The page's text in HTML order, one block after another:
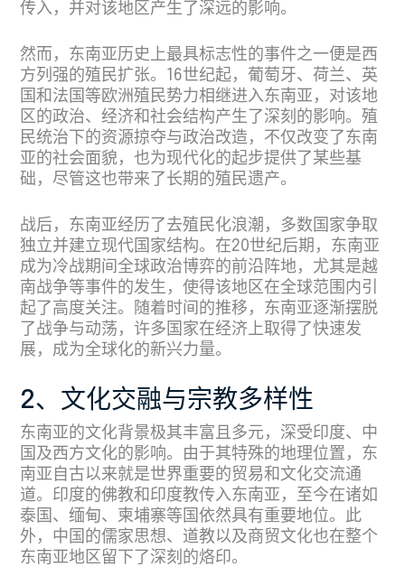
传入，并对该地区产生了深远的影响。
然而，东南亚历史上最具标志性的事件之一便是西
方列强的殖民扩张。16世纪起，葡萄牙、荷兰、英
国和法国等欧洲殖民势力相继进入东南亚，对该地
区的政治、经济和社会结构产生了深刻的影响。殖
民统治下的资源掠夺与政治改造，不仅改变了东南
亚的社会面貌，也为现代化的起步提供了某些基
础，尽管这也带来了长期的殖民遗产。
战后，东南亚经历了去殖民化浪潮，多数国家争取
独立并建立现代国家结构。在20世纪后期，东南亚
成为冷战期间全球政治博弈的前沿阵地，尤其是越
南战争等事件的发生，使得该地区在全球范围内引
起了高度关注。随着时间的推移，东南亚逐渐摆脱
了战争与动荡，许多国家在经济上取得了快速发
展，成为全球化的新兴力量。
2、文化交融与宗教多样性
东南亚的文化背景极其丰富且多元，深受印度、中
国及西方文化的影响。由于其特殊的地理位置，东
南亚自古以来就是世界重要的贸易和文化交流通
道。印度的佛教和印度教传入东南亚，至今在诸如
泰国、缅甸、柬埔寨等国依然具有重要地位。此
外，中国的儒家思想、道教以及商贸文化也在整个
东南亚地区留下了深刻的烙印。